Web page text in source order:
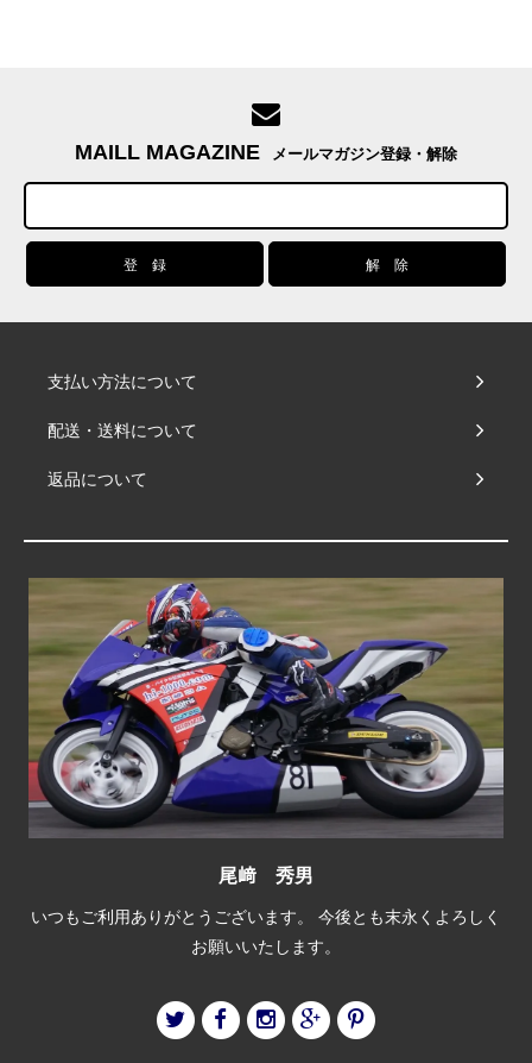
MAILL MAGAZINE メールマガジン登録・解除
支払い方法について
配送・送料について
返品について
尾﨑 秀男
いつもご利用ありがとうございます。 今後とも末永くよろしく
お願いいたします。